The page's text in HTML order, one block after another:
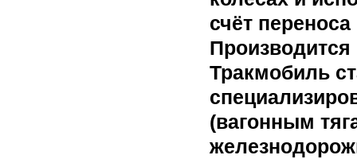
счёт
Тракмобиль
(вагонным